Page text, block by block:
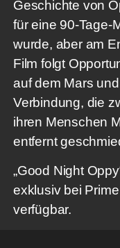
Geschichte von
für eine 90-Tage-
wurde, aber am
Film folgt
auf dem Mars
Verbindung, die
ihren Menschen
entfernt
„Good Night
exklusiv bei
verfügbar.